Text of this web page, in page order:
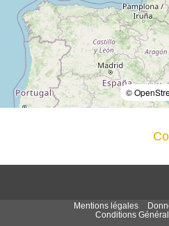
©
Mentions légales
Conditions